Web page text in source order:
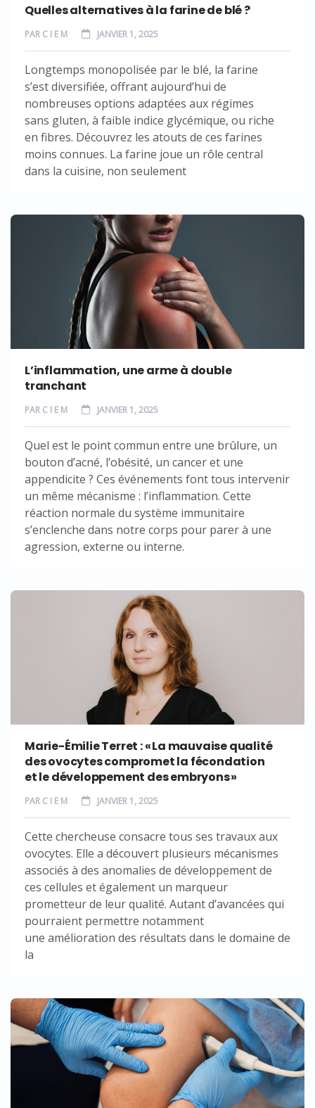
Quelles alternatives à la farine de blé ?
PAR C I E M JANVIER 1, 2025
Longtemps monopolisée par le blé, la farine
s’est diversifiée, offrant aujourd’hui de
nombreuses options adaptées aux régimes
sans gluten, à faible indice glycémique, ou riche
en fibres. Découvrez les atouts de ces farines
moins connues. La farine joue un rôle central
dans la cuisine, non seulement
L’inflammation, une arme à double
tranchant
PAR C I E M JANVIER 1, 2025
Quel est le point commun entre une brûlure, un
bouton d’acné, l’obésité, un cancer et une
appendicite ? Ces événements font tous intervenir
un même mécanisme : l’inflammation. Cette
réaction normale du système immunitaire
s’enclenche dans notre corps pour parer à une
agression, externe ou interne.
Marie-Émilie Terret : « La mauvaise qualité
des ovocytes compromet la fécondation
et le développement des embryons »
PAR C I E M JANVIER 1, 2025
Cette chercheuse consacre tous ses travaux aux
ovocytes. Elle a découvert plusieurs mécanismes
associés à des anomalies de développement de
ces cellules et également un marqueur
prometteur de leur qualité. Autant d’avancées qui
pourraient permettre notamment
une amélioration des résultats dans le domaine de
la